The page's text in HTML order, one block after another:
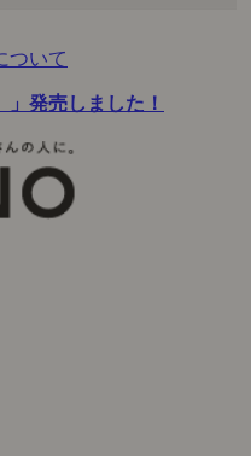
ついて
発売しました！